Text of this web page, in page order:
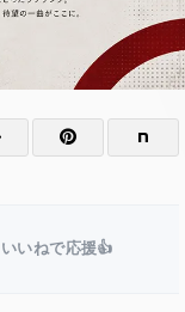
いねで応援👍